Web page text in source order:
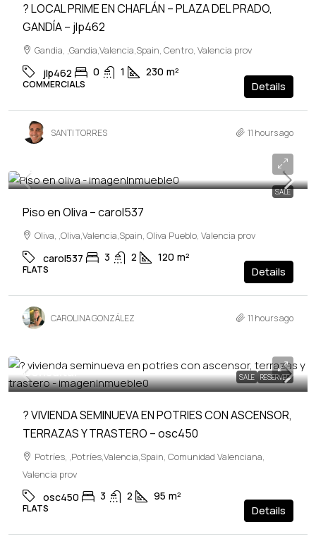
? LOCAL PRIME EN CHAFLÁN – PLAZA DEL PRADO,
GANDÍA – jlp462
Gandia, ,Gandia,Valencia,Spain, Centro, Valencia prov
jlp462 0 1 230 m²
COMMERCIALS Details
SANTI TORRES 11 hours ago
SALE
159,900€
Piso en Oliva – carol537
Oliva, ,Oliva,Valencia,Spain, Oliva Pueblo, Valencia prov
carol537 3 2 120 m²
FLATS Details
CAROLINA GONZÁLEZ 11 hours ago
SALE RESERVED
Consultar
? VIVIENDA SEMINUEVA EN POTRIES CON ASCENSOR,
TERRAZAS Y TRASTERO – osc450
Potríes, ,Potríes,Valencia,Spain, Comunidad Valenciana,
Valencia prov
osc450 3 2 95 m²
FLATS Details